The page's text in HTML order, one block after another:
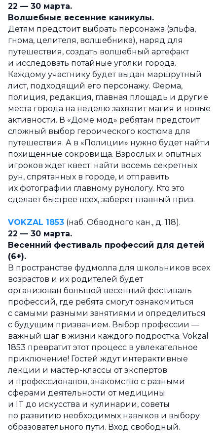
22 — 30 марта.
Волшебные весенние каникулы.
Детям предстоит выбрать персонажа (эльфа,
гнома, целителя, волшебника), наряд для
путешествия, создать волшебный артефакт
и исследовать потайные уголки города.
Каждому участнику будет выдан маршрутный
лист, подходящий его персонажу. Ферма,
полиция, редакция, главная площадь и другие
места города на неделю захватит магия и новые
активности. В «Доме мод» ребятам предстоит
сложный выбор героического костюма для
путешествия. А в «Полиции» нужно будет найти
похищенные сокровища. Взрослых и опытных
игроков ждет квест: найти восемь секретных
рун, спрятанных в городе, и отправить
их фотографии главному рунологу. Кто это
сделает быстрее всех, заберет главный приз.
VOKZAL 1853 (наб. Обводного кан., д. 118).
22 — 30 марта.
Весенний фестиваль профессий для детей
(6+).
В пространстве фудмолла для школьников всех
возрастов и их родителей будет
организован большой весенний фестиваль
профессий, где ребята смогут ознакомиться
с самыми разными занятиями и определиться
с будущим призванием. Выбор профессии —
важный шаг в жизни каждого подростка. Vokzal
1853 превратит этот процесс в увлекательное
приключение! Гостей ждут интерактивные
лекции и мастер-классы от экспертов
и профессионалов, знакомство с разными
сферами деятельности от медицины
и IT до искусства и кулинарии, советы
по развитию необходимых навыков и выбору
образовательного пути. Вход свободный.